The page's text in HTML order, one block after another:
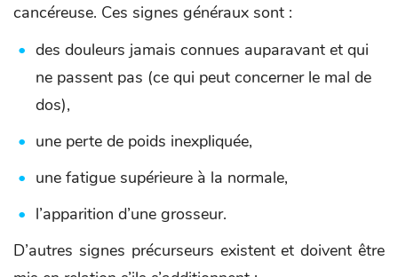
cancéreuse. Ces signes généraux sont :
des douleurs jamais connues auparavant et qui
ne passent pas (ce qui peut concerner le mal de
dos),
une perte de poids inexpliquée,
une fatigue supérieure à la normale,
l’apparition d’une grosseur.
D’autres signes précurseurs existent et doivent être